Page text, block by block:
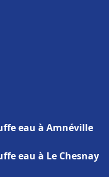
eau à Amnéville
eau à Le Chesnay